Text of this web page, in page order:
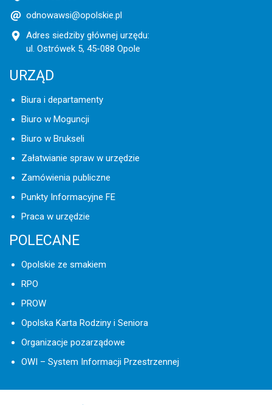
odnowawsi@opolskie.pl
Adres siedziby głównej urzędu:
ul. Ostrówek 5, 45-088 Opole
URZĄD
Biura i departamenty
Biuro w Moguncji
Biuro w Brukseli
Załatwianie spraw w urzędzie
Zamówienia publiczne
Punkty Informacyjne FE
Praca w urzędzie
POLECANE
Opolskie ze smakiem
RPO
PROW
Opolska Karta Rodziny i Seniora
Organizacje pozarządowe
OWI – System Informacji Przestrzennej